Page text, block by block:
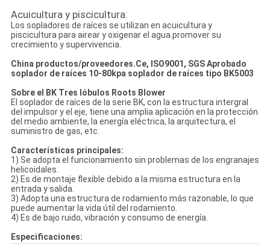
Acuicultura y piscicultura:
Los sopladores de raíces se utilizan en acuicultura y
piscicultura para airear y oxigenar el agua.promover su
crecimiento y supervivencia.
China productos/proveedores.Ce, ISO9001, SGS Aprobado
soplador de raíces 10-80kpa soplador de raíces tipo BK5003
Sobre el BK Tres lóbulos Roots Blower
El soplador de raíces de la serie BK, con la estructura intergral
del impulsor y el eje, tiene una amplia aplicación en la protección
del medio ambiente, la energía eléctrica, la arquitectura, el
suministro de gas, etc.
Características principales:
1) Se adopta el funcionamiento sin problemas de los engranajes
helicoidales.
2) Es de montaje flexible debido a la misma estructura en la
entrada y salida.
3) Adopta una estructura de rodamiento más razonable, lo que
puede aumentar la vida útil del rodamiento.
4) Es de bajo ruido, vibración y consumo de energía.
Especificaciones: